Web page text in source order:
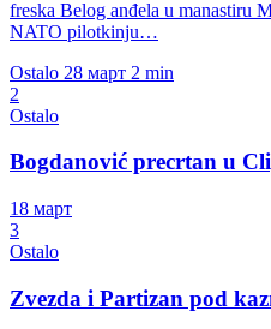
freska Belog anđela u manastiru
NATO pilotkinju…
Ostalo 28 март 2 min
2
Ostalo
Bogdanović precrtan u
18 март
3
Ostalo
Zvezda i Partizan pod